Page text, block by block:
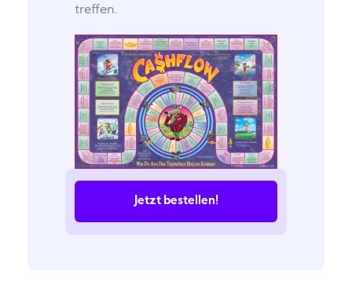
treffen.
Jetzt bestellen!